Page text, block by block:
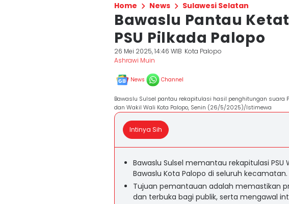
Home News Sulawesi Selatan
Bawaslu Pantau
PSU Pilkada Palopo
26 Mei 2025, 14:46 WIB Kota Palopo
Ashrawi Muin
News Channel
Bawaslu Sulsel pantau rekapitulasi hasil penghitungan suara
dan Wakil Wali Kota Palopo, Senin (26/5/2025)/Istimewa
Intinya Sih
Bawaslu Sulsel memantau rekapitulasi PSU
Bawaslu Kota Palopo di seluruh kecamatan.
Tujuan pemantauan adalah memastikan
dan terbuka bagi publik, serta mengawal